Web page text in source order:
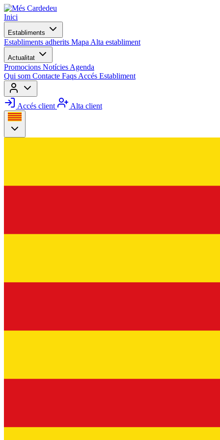
Inici
Establiments
Establiments adherits Mapa Alta establiment
Actualitat
Promocions Notícies Agenda
Qui som Contacte Faqs Accés Establiment
Accés client Alta client